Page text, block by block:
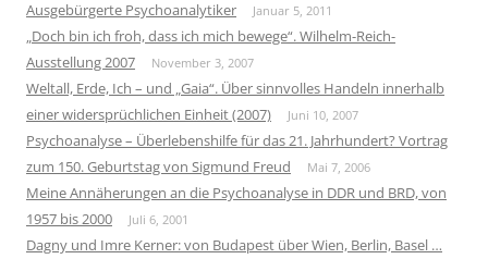
Ausgebürgerte Psychoanalytiker Januar 5, 2011
„Doch bin ich froh, dass ich mich bewege“. Wilhelm-Reich-
Ausstellung 2007
November 3, 2007
Weltall, Erde, Ich – und „Gaia“. Über sinnvolles Handeln innerhalb
einer widersprüchlichen Einheit (2007)
Juni 10, 2007
Psychoanalyse – Überlebenshilfe für das 21. Jahrhundert? Vortrag
zum 150. Geburtstag von Sigmund Freud
Mai 7, 2006
Meine Annäherungen an die Psychoanalyse in DDR und BRD, von
1957 bis 2000
Juli 6, 2001
Dagny und Imre Kerner: von Budapest über Wien, Berlin, Basel …